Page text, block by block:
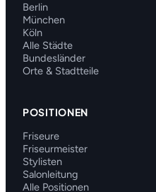
Berlin
München
Köln
Alle Städte
Bundesländer
Orte & Stadtteile
POSITIONEN
Friseure
Friseurmeister
Stylisten
Salonleitung
Alle Positionen